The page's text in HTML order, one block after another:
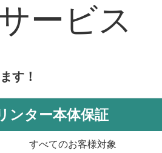
ービス
す！
ンター本体保証
すべてのお客様対象